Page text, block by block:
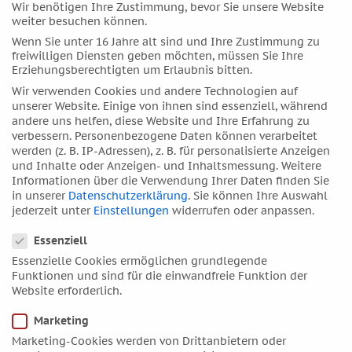
Universums, in dem es verrückte Planeten, seltsame
Orte und noch merkwürdigere Bewohner gibt. Allen
voran der telepathisch-begabte Babelfisch, der im Ohr
seines Bewohners unbewusste Gehirnströme aufnimmt
und deshalb alle Sprachen verstehen kann.
Schrödingers Horoskop
vonMonika Heer|12. August 2011
Erwin Schrödinger war ein österreichischer Physiker,
Philosoph und Nobelpreisträger. Er ist mit einem
Katzenexperiment sehr populär geworden. Kurz gesagt
Schlussfolgerung, die auf Gesetzmäßigkeiten der
Quantenmechanik basiert.Schrödingers Katze
gleichzeitig tot und lebendig.
Schrödingers Cat viaFasel
Wir benötigen Ihre Zustimmung, bevor Sie unsere Website
weiter besuchen können.
Wenn Sie unter 16 Jahre alt sind und Ihre Zustimmung zu
freiwilligen Diensten geben möchten, müssen Sie Ihre
Erziehungsberechtigten um Erlaubnis bitten.
Wir verwenden Cookies und andere Technologien auf
unserer Website. Einige von ihnen sind essenziell, während
andere uns helfen, diese Website und Ihre Erfahrung zu
verbessern. Personenbezogene Daten können verarbeitet
werden (z. B. IP-Adressen), z. B. für personalisierte Anzeigen
und Inhalte oder Anzeigen- und Inhaltsmessung. Weitere
Informationen über die Verwendung Ihrer Daten finden Sie
in unserer Datenschutzerklärung. Sie können Ihre Auswahl
jederzeit unter Einstellungen widerrufen oder anpassen.
Essenziell
Essenzielle Cookies ermöglichen grundlegende
Funktionen und sind für die einwandfreie Funktion der
Website erforderlich.
Marketing
Marketing-Cookies werden von Drittanbietern oder